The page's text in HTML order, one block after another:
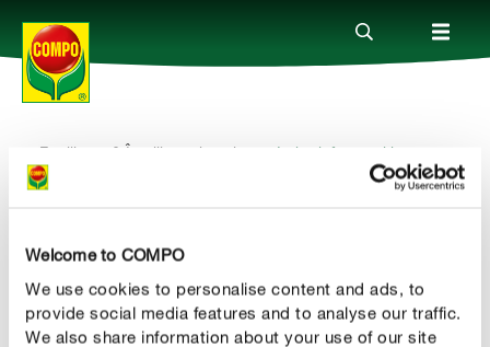
Welcome to COMPO
We use cookies to personalise content and ads, to
provide social media features and to analyse our traffic.
We also share information about your use of our site
Teme
Fertilizare & Îngrijirea plantelor Ierburi, fructe și legume
Distribuie